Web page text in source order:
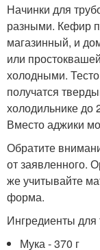
Начинки для
разными. Кефир
магазинный, и
или
холодными.
получатся
холодильнике до
Вместо аджики
Обратите
от заявленного.
же учитывайте
форма.
Ингредиенты для
Мука - 370 г